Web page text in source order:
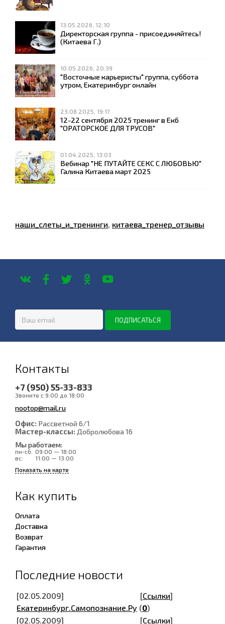
13.05.2026, 12:10
Директорская группа - присоединяйтесь!
(Китаева Г.)
10.05.2026, 20:39
"Восточные карьеристы" группа, суббота
утром, Екатеринбург онлайн
23.08.2025, 19:17
12-22 сентября 2025 тренинг в Екб
"ОРАТОРСКОЕ ДЛЯ ТРУСОВ"
01.04.2025, 13:03
Вебинар "НЕ ПУТАЙТЕ СЕКС С ЛЮБОВЬЮ"
Галина Китаева март 2025
наши_слеты_и_тренинги китаева_тренер_отзывы
Контакты
+7 (950) 55-33-833
Звоните с 9:00 до 18:00
nootop@mail.ru
Офис: Рассветной 6/1
Мастер-классы: Добролюбова 16
Мы работаем:
пн-сб: 09:00 — 18:00
вс:
11:00 — 13:00
Показать на карте
Как купить
Оплата
Доставка
Возврат
Гарантия
Последние новости
[02.05.2009] [Ссылки]
Екатеринбург.Самопознание.Ру (0)
[02.05.2009]
[Ссылки]